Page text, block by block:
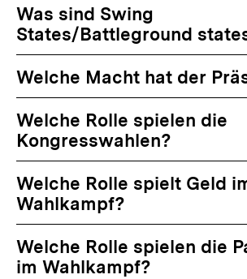
Was sind Swing
States/Battleground
Welche Macht hat der
Welche Rolle spielen die
Kongresswahlen?
Welche Rolle spielt Geld
Wahlkampf?
Welche Rolle spielen die
im Wahlkampf?